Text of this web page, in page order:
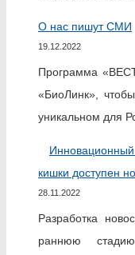
О нас пишут СМИ
19.12.2022
Программа
«БиоЛинк»,
уникальном для
кишки доступен
28.11.2022
Разработка
раннюю